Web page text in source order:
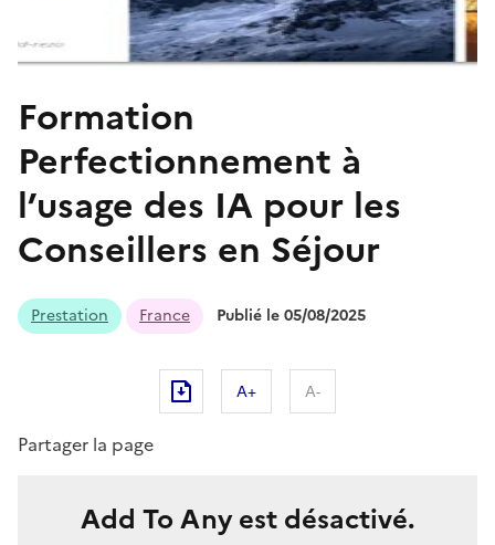
Formation
Perfectionnement à
l’usage des IA pour les
Conseillers en Séjour
Prestation France Publié le 05/08/2025
A+ A-
Partager la page
Add To Any est désactivé.